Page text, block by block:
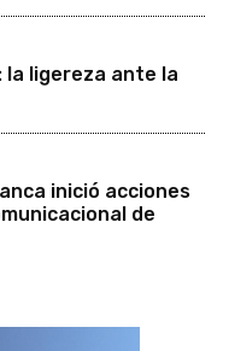
la ligereza ante la
inició acciones
de